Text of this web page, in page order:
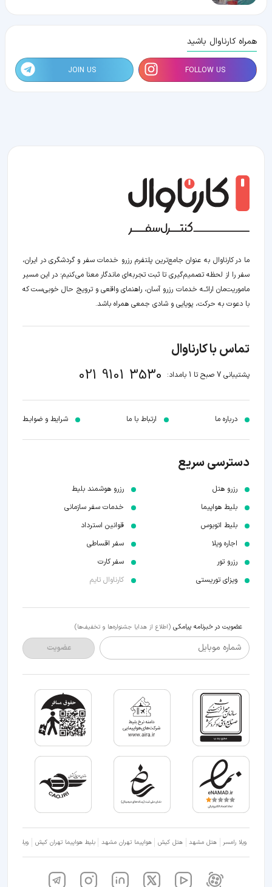
همراه کارناوال باشید
FOLLOW US
JOIN US
ما در کارناوال به عنوان جامع‌ترین پلتفرم رزرو خدمات سفر و گردشگری در ایران،
سفر را از لحظه‌ تصمیم‌گیری تا ثبت تجربه‌ای ماندگار معنا می‌کنیم؛ در این مسیر‍
ماموریت‌مان اراﺋــﻪ خدمات رزرو آسان، راهنمای واقعی و ترویج حال خوبی‌ست که
با دعوت به حرکت، پویایی و شادی جمعی همراه باشد.
تماس با کارناوال
پشتیبانی 7 صبح تا 1 بامداد: 021 9101 3530
درباره ما ارتباط با ما شرایط و ضوابـط
دسترسی سریع
رزرو هتل
بلیط هواپیما
بلیط اتوبوس
اجاره ویلا
رزرو تور
ویزای توریستی
رزرو هوشمند بلیط
خدمات سفر سازمانی
قوانین استرداد
سفر اقساطی
سفر کارت
کارناوال تایم
عضویت در خبرنامه پیامکی (اطلاع از هدایا جشنواره‌ها و تخفیف‌ها)
شماره موبایل عضویت
ویلا رامسر هتل مشهد هتل کیش هواپیما تهران مشهد بلیط هواپیما تهران کیش ویلا شمال